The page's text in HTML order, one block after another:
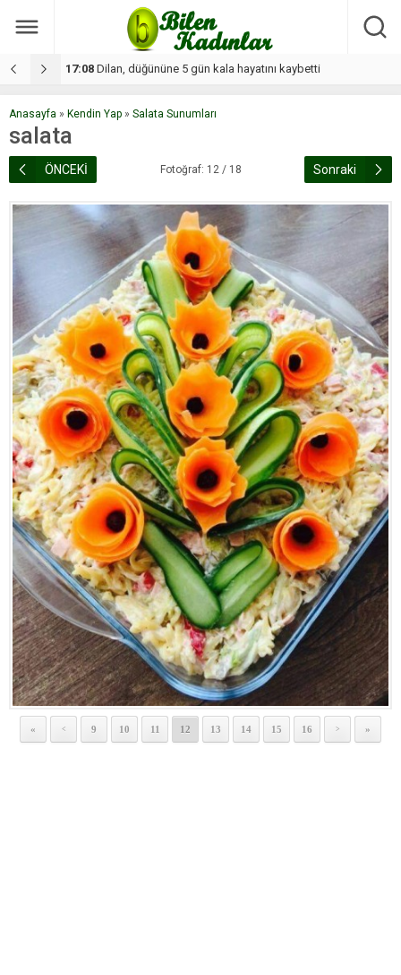
17:08 Dilan, düğününe 5 gün kala hayatını kaybetti
Anasayfa » Kendin Yap » Salata Sunumları
salata
ÖNCEKİ Fotoğraf: 12 / 18 Sonraki
« < 9 10 11 12 13 14 15 16 > »